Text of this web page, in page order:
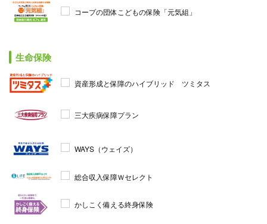
コープの団体こどもの保険「元気組」
生命保険
資産形成と保障のハイブリッド ツミタス
三大疾病保障プラン
WAYS（ウェイズ）
総合収入保障Ｗセレクト
かしこく備える終身保険